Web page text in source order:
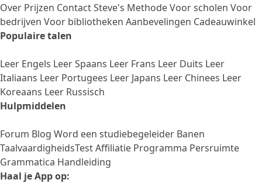
Over Prijzen ContactSteve's MethodeVoor scholen Voor
bedrijven Voor bibliotheken Aanbevelingen Cadeauwinkel
Populaire talen
Leer Engels Leer Spaans Leer Frans Leer Duits Leer
Italiaans Leer Portugees Leer Japans Leer Chinees Leer
Koreaans Leer Russisch
Hulpmiddelen
Forum Blog Word een studiebegeleider Banen
TaalvaardigheidsTestAffiliatie Programma Persruimte
Grammatica Handleiding
Haal je App op: